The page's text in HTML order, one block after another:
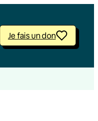
Je fais un don